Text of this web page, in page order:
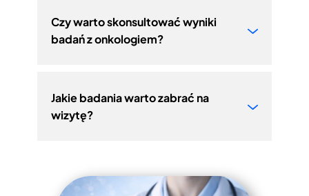
Czy warto skonsultować wyniki
badań z onkologiem?
Jakie badania warto zabrać na
wizytę?